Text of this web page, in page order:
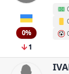
0%
1